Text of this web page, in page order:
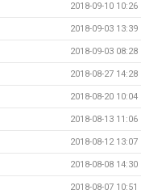
2018-09-10 10:26
2018-09-03 13:39
2018-09-03 08:28
2018-08-27 14:28
2018-08-20 10:04
2018-08-13 11:06
2018-08-12 13:07
2018-08-08 14:30
2018-08-07 10:51